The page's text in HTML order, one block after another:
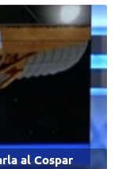
al Cospar